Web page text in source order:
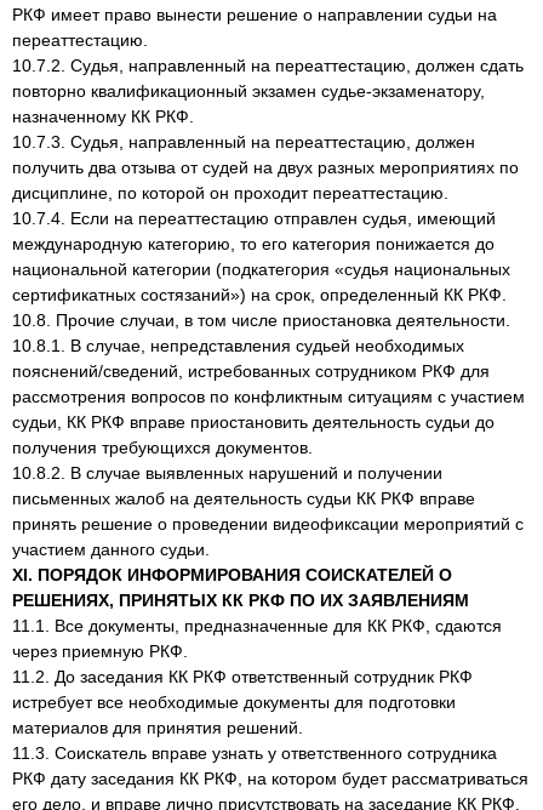
РКФ имеет право вынести решение о направлении судьи на
переаттестацию.
10.7.2. Судья, направленный на переаттестацию, должен сдать
повторно квалификационный экзамен судье-экзаменатору,
назначенному КК РКФ.
10.7.3. Судья, направленный на переаттестацию, должен
получить два отзыва от судей на двух разных мероприятиях по
дисциплине, по которой он проходит переаттестацию.
10.7.4. Если на переаттестацию отправлен судья, имеющий
международную категорию, то его категория понижается до
национальной категории (подкатегория «судья национальных
сертификатных состязаний») на срок, определенный КК РКФ.
10.8. Прочие случаи, в том числе приостановка деятельности.
10.8.1. В случае, непредставления судьей необходимых
пояснений/сведений, истребованных сотрудником РКФ для
рассмотрения вопросов по конфликтным ситуациям с участием
судьи, КК РКФ вправе приостановить деятельность судьи до
получения требующихся документов.
10.8.2. В случае выявленных нарушений и получении
письменных жалоб на деятельность судьи КК РКФ вправе
принять решение о проведении видеофиксации мероприятий с
участием данного судьи.
XI. ПОРЯДОК ИНФОРМИРОВАНИЯ СОИСКАТЕЛЕЙ О
РЕШЕНИЯХ, ПРИНЯТЫХ КК РКФ ПО ИХ ЗАЯВЛЕНИЯМ
11.1. Все документы, предназначенные для КК РКФ, сдаются
через приемную РКФ.
11.2. До заседания КК РКФ ответственный сотрудник РКФ
истребует все необходимые документы для подготовки
материалов для принятия решений.
11.3. Соискатель вправе узнать у ответственного сотрудника
РКФ дату заседания КК РКФ, на котором будет рассматриваться
его дело, и вправе лично присутствовать на заседание КК РКФ.